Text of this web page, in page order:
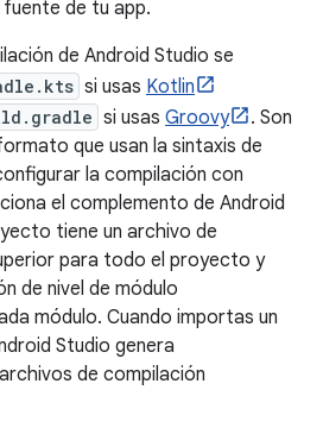
de tu app.
de Android Studio se
si usas Kotlin
si usas Groovy
. Son
que usan la sintaxis de
la compilación con
el complemento de Android
tiene un archivo de
para todo el proyecto y
de nivel de módulo
módulo. Cuando importas un
Studio genera
de compilación